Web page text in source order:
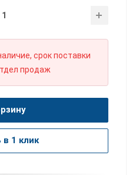
срок поставки
продаж
в 1 клик